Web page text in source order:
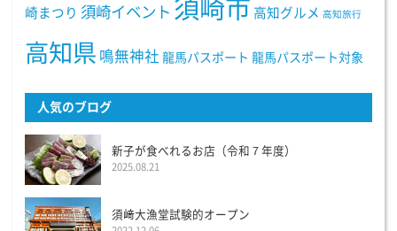
崎まつり 須崎イベント 須崎市 高知グルメ 高知旅行
高知県 鳴無神社 龍馬パスポート 龍馬パスポート対象
人気のブログ
新子が食べれるお店（令和７年度）
2025.08.21
須﨑大漁堂試験的オープン